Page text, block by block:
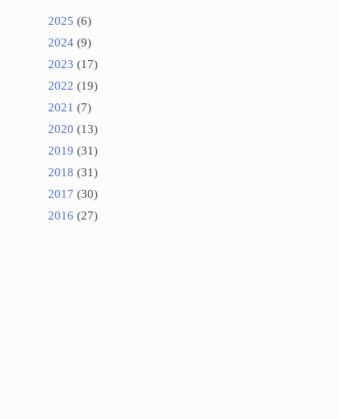
2025 (6)
2024(9)
2023 (17)
2022 (19)
2021 (7)
2020 (13)
2019 (31)
2018 (31)
2017 (30)
2016 (27)